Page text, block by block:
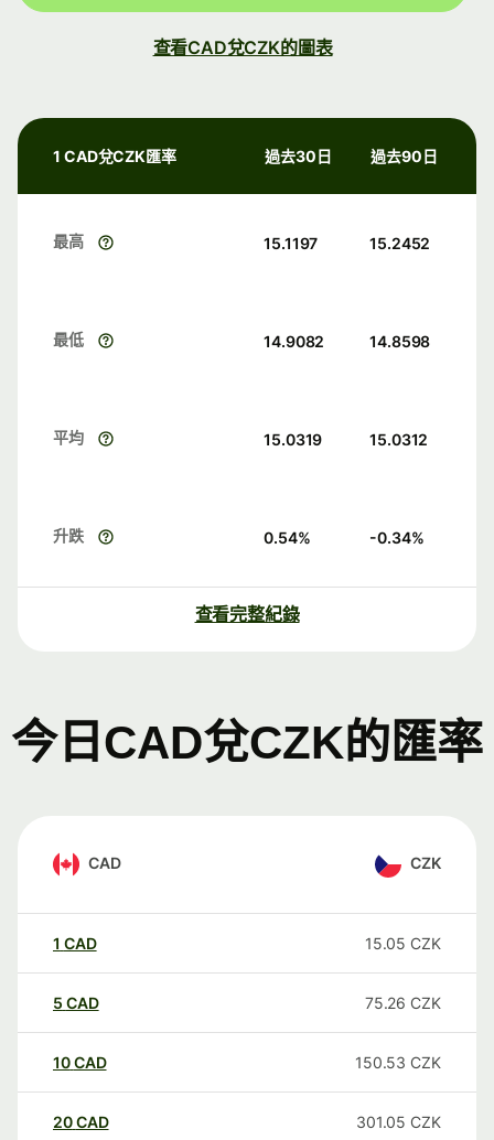
查看CAD兌CZK的圖表
1 CAD兌CZK匯率 過去30日 過去90日
最高 15.1197 15.2452
最低 14.9082 14.8598
平均 15.0319 15.0312
升跌 0.54% -0.34%
查看完整紀錄
今日CAD兌CZK的匯率
CAD CZK
1 CAD 15.05 CZK
5 CAD 75.26 CZK
10CAD 150.53 CZK
20CAD 301.05 CZK